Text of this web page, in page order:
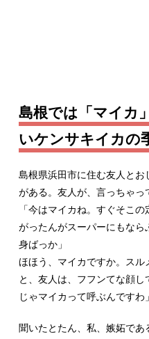
島根では「マイカ
いケンサキイカの
島根県浜田市に住む友人と
がある。友人が、言っちゃっ
「今はマイカね。すぐそこ
がったんがスーパーにもなら
身ばっか」
ほほう、マイカですか。スル
と、友人は、フフンてな顔
じゃマイカって呼ぶんですわ
聞いたとたん、私、嫉妬で